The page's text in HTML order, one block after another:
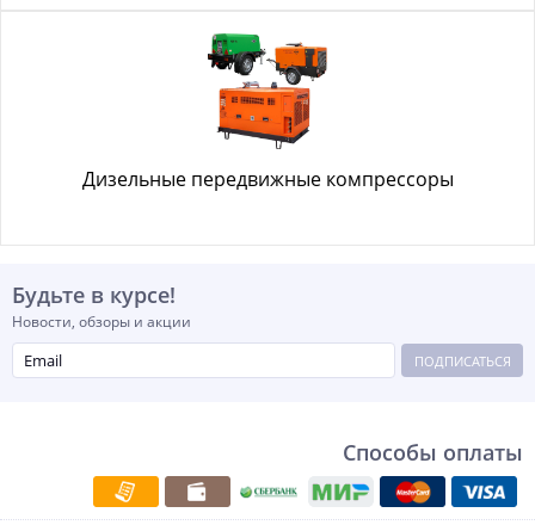
Дизельные передвижные компрессоры
Будьте в курсе!
Новости, обзоры и акции
ПОДПИСАТЬСЯ
Способы оплаты